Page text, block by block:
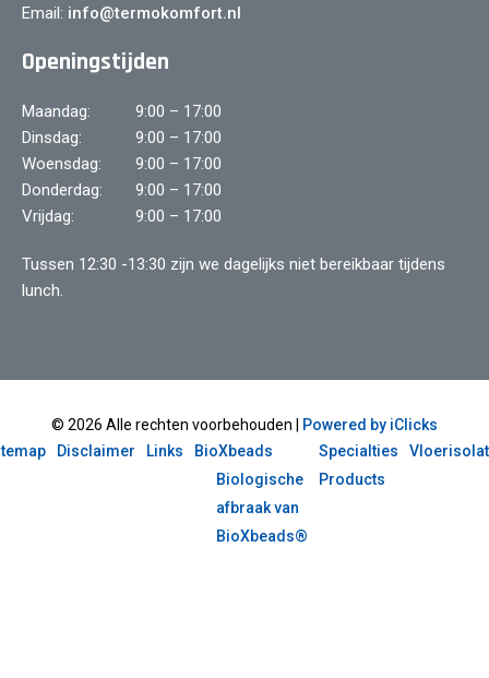
Email: info@termokomfort.nl
Openingstijden
Maandag:
9:00 – 17:00
Dinsdag:
9:00 – 17:00
Woensdag:
9:00 – 17:00
Donderdag:
9:00 – 17:00
Vrijdag:
9:00 – 17:00
Tussen 12:30 -13:30 zijn we dagelijks niet bereikbaar tijdens
lunch.
© 2026 Alle rechten voorbehouden | Powered by iClicks
Disclaimer Links
BioXbeads
Biologische
afbraak van
BioXbeads®
Specialties
Products